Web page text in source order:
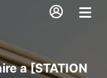
a [STATION